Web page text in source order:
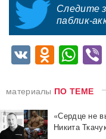
Следите
паблик-
VK
материалы ПО ТЕМЕ
«Сердце не
Никита